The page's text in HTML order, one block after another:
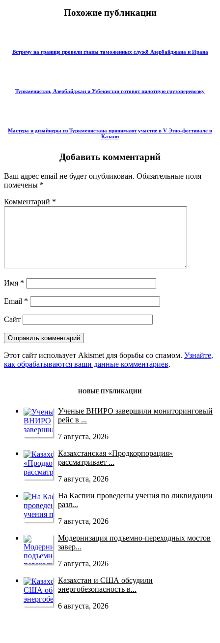
Похожие публикации
Встречу на границе провели главы таможенных служб Азербайджана и Ирана
Туркменистан, Азербайджан и Узбекистан готовят пилотную грузоперевозку
Мастера и дизайнеры из Туркменистана принимают участие в V Этно-фестивале в
Казани
Добавить комментарий
Ваш адрес email не будет опубликован. Обязательные поля
помечены *
Комментарий *
Имя *
Email *
Сайт
Этот сайт использует Akismet для борьбы со спамом. Узнайте,
как обрабатываются ваши данные комментариев.
НОВЫЕ ПУБЛИКАЦИИ
Ученые ВНИРО завершили мониторинговый
рейс в ...
7 августа, 2026
Казахстанская «Продкорпорация»
рассматривает ...
7 августа, 2026
На Каспии проведены учения по ликвидации
разл...
7 августа, 2026
Модернизация подъемно-переходных мостов
завер...
7 августа, 2026
Казахстан и США обсудили
энергобезопасность в...
6 августа, 2026